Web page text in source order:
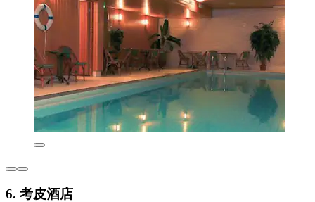
6. 考皮酒店